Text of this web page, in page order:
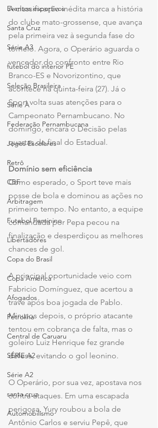
Eventos esportivos
Santa Cruz
Série A3
futebol do interior PE
Seleção Brasileira
Série A
Federação Pernambucana
Jogos Escolares
Retrô
CBF
Arbitragem
Futebol Feminino
Libertadores
Copa do Brasil
Copa América
Afogados
Petrolina
Central de Caruaru
SÉRIE A2
Série A2
santa cruz
Automobilismo
A classificação inédita marca a história
do clube mato-grossense, que avança
pela primeira vez à segunda fase do
torneio. Agora, o Operário aguarda o
vencedor do confronto entre Rio
Branco-ES e Novorizontino, que
acontece na quinta-feira (27). Já o
Sport volta suas atenções para o
Campeonato Pernambucano. No
domingo, encara o Decisão pelas
quartas de final do Estadual.
Domínio sem eficiência
Como esperado, o Sport teve mais
posse de bola e dominou as ações no
primeiro tempo. No entanto, a equipe
comandada por Pepa pecou na
finalização e desperdiçou as melhores
chances de gol.
A principal oportunidade veio com
Fabricio Domínguez, que acertou a
trave após boa jogada de Pablo.
Minutos depois, o próprio atacante
tentou em cobrança de falta, mas o
goleiro Luiz Henrique fez grande
defesa, evitando o gol leonino.
O Operário, por sua vez, apostava nos
contra-ataques. Em uma escapada
perigosa, Yury roubou a bola de
Antônio Carlos e serviu Pepê, que